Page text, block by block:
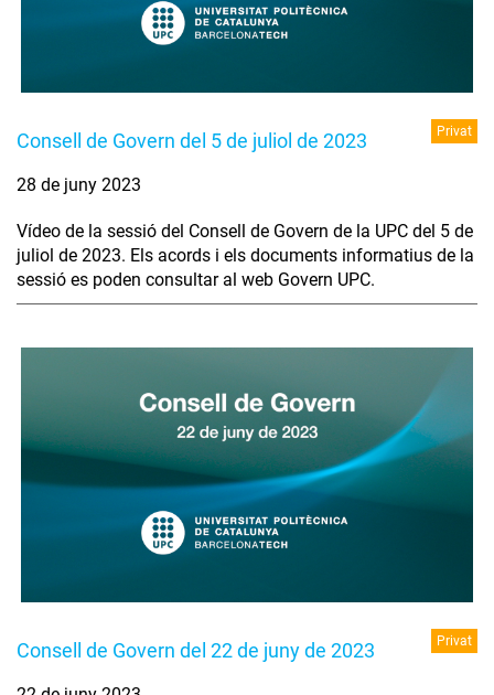
Consell de Govern del 5 de juliol de 2023 Privat
28 de juny 2023
Vídeo de la sessió del Consell de Govern de la UPC del 5 de
juliol de 2023. Els acords i els documents informatius de la
sessió es poden consultar al web Govern UPC.
Consell de Govern del 22 de juny de 2023 Privat